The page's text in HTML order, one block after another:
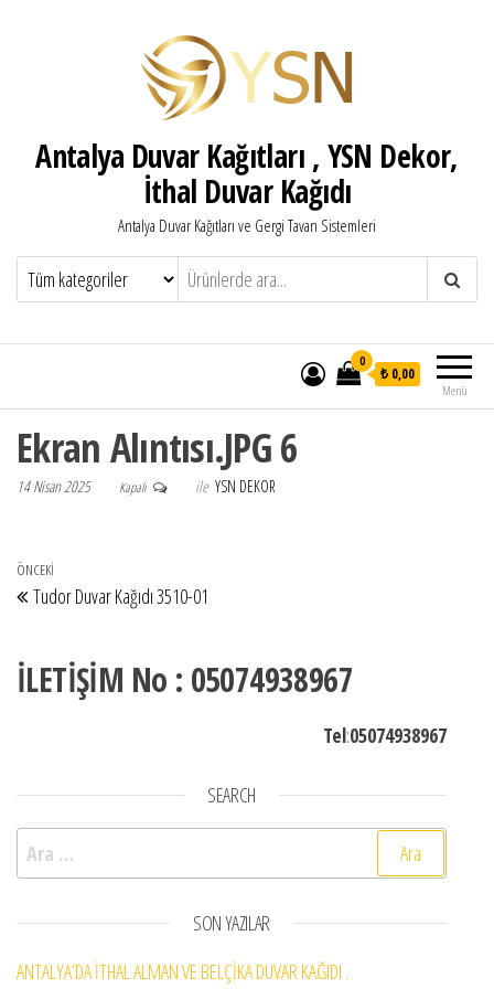
Antalya Duvar Kağıtları , YSN Dekor,
İthal Duvar Kağıdı
Antalya Duvar Kağıtları ve Gergi Tavan Sistemleri
Menü
0
₺ 0,00
Ekran Alıntısı.JPG 6
14 Nisan 2025 Kapalı ile YSN DEKOR
Yazı gezinmesi
Önceki Yazı
ÖNCEKI
Tudor Duvar Kağıdı 3510-01
İLETİŞİM No : 05074938967
Tel:05074938967
SEARCH
Arama:
SON YAZILAR
ANTALYA’DA İTHAL ALMAN VE BELÇİKA DUVAR KAĞIDI .